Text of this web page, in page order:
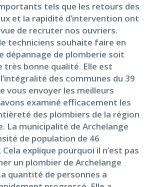
tels que les retours des
et la rapidité d’intervention ont
de recruter nos ouvriers.
techniciens souhaite faire en
dépannage de plomberie soit
très bonne qualité. Elle est
des communes du 39
vous envoyer les meilleurs
examiné efficacement les
des plombiers de la région
La municipalité de Archelange
de population de 46
explique pourquoi il n’est pas
un plombier de Archelange
quantité de personnes a